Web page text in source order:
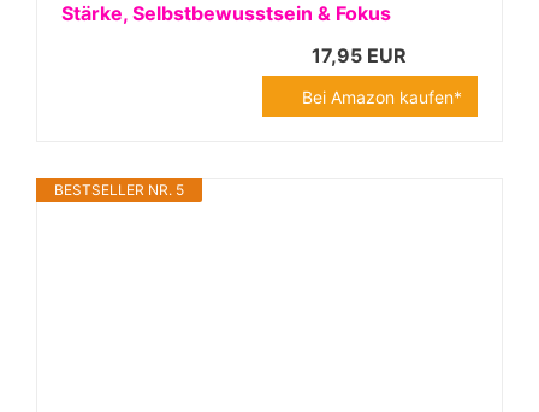
Stärke, Selbstbewusstsein & Fokus
17,95 EUR
Bei Amazon kaufen*
BESTSELLER NR. 5